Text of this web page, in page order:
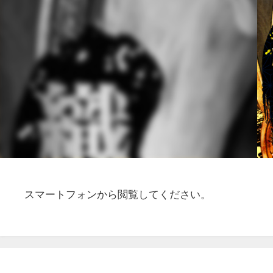
スマートフォンから閲覧してください。